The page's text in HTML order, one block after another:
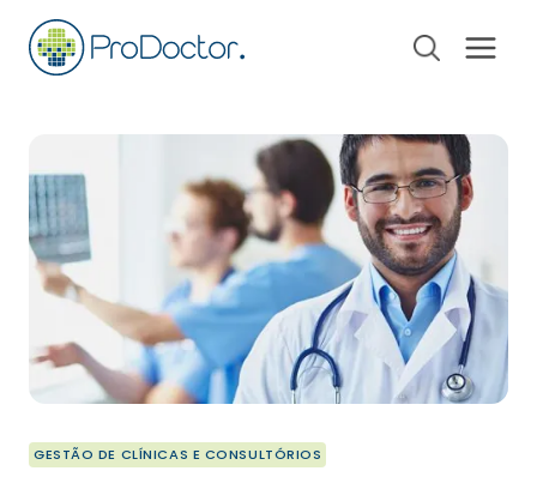
Pular
para
GESTÃO DE CLÍNICAS E CONSULTÓRIOS